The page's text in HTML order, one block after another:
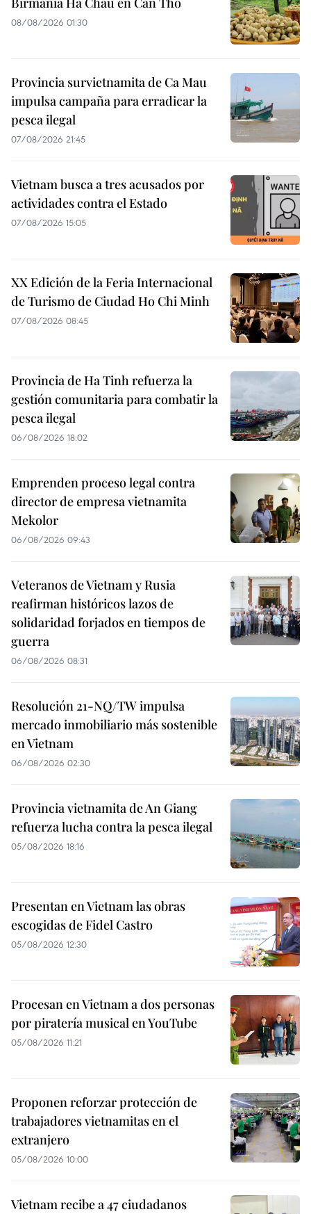
08/08/2026 01:30
Provincia survietnamita de Ca Mau
impulsa campaña para erradicar la
pesca ilegal
07/08/2026 21:45
Vietnam busca a tres acusados por
actividades contra el Estado
07/08/2026 15:05
XX Edición de la Feria Internacional
de Turismo de Ciudad Ho Chi Minh
07/08/2026 08:45
Provincia de Ha Tinh refuerza la
gestión comunitaria para combatir la
pesca ilegal
06/08/2026 18:02
Emprenden proceso legal contra
director de empresa vietnamita
Mekolor
06/08/2026 09:43
Veteranos de Vietnam y Rusia
reafirman históricos lazos de
solidaridad forjados en tiempos de
guerra
06/08/2026 08:31
Resolución 21-NQ/TW impulsa
mercado inmobiliario más sostenible
en Vietnam
06/08/2026 02:30
Provincia vietnamita de An Giang
refuerza lucha contra la pesca ilegal
05/08/2026 18:16
Presentan en Vietnam las obras
escogidas de Fidel Castro
05/08/2026 12:30
Procesan en Vietnam a dos personas
por piratería musical en YouTube
05/08/2026 11:21
Proponen reforzar protección de
trabajadores vietnamitas en el
extranjero
05/08/2026 10:00
Vietnam recibe a 47 ciudadanos